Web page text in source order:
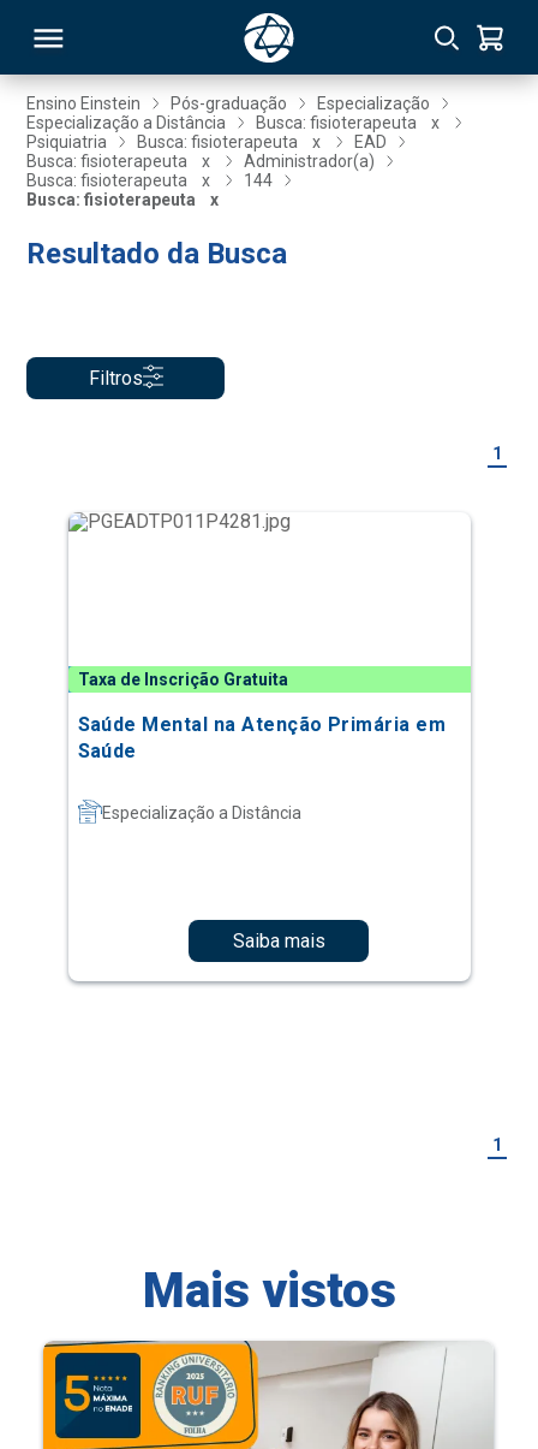
Ensino Einstein Pós-graduação
Especialização
Especialização a Distância
Busca: fisioterapeuta
x
Psiquiatria
Busca: fisioterapeuta x
EAD
Busca: fisioterapeuta
x
Administrador(a)
Busca: fisioterapeuta
x
144
Busca: fisioterapeuta
x
Resultado da Busca
Filtros
1
Taxa de Inscrição Gratuita
Saúde Mental na Atenção Primária em
Saúde
Especialização a Distância
Saiba mais
1
Mais vistos